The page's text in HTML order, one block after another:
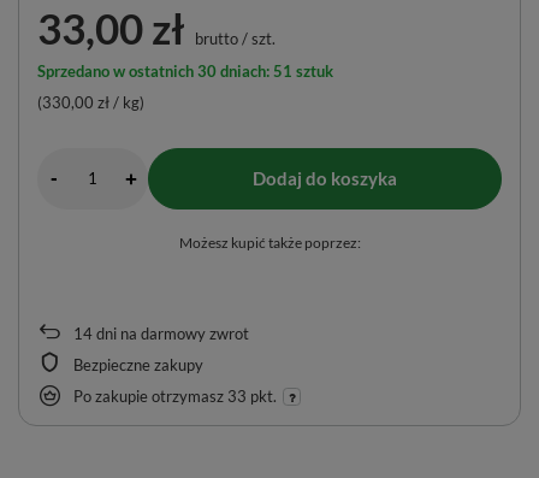
14dni na darmowy zwrot
Bezpieczne zakupy
Po zakupie otrzymasz 33 pkt.
33,00 zł brutto/szt.
Sprzedano w ostatnich 30 dniach: 51 sztuk
(330,00 zł / kg)
- + Dodaj do koszyka
Możesz kupić także poprzez: